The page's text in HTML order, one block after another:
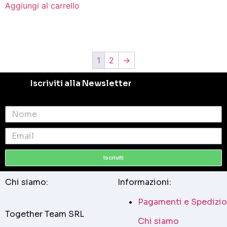
Aggiungi al carrello
1 2 →
Iscriviti alla Newsletter
Iscriviti
Chi siamo:
Together Team SRL
Informazioni:
Pagamenti e
Chi siamo